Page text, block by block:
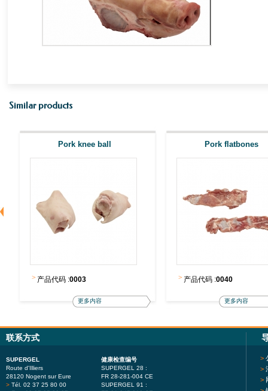
Similar products
Pork knee ball
> 产品代码 :0003
更多内容
Pork flatbones
> 产品代码 :0040
更多内容
联系方式
SUPERGEL
Route d'Illiers
28120 Nogent sur Eure
> Tél. 02 37 25 80 00
健康检查编号
SUPERGEL 28 :
FR 28-281-004 CE
SUPERGEL 91 :
>
>
>